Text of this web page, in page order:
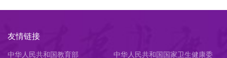
友情链接
中华人民共和国教育部
中华人民共和国国家卫生健康委